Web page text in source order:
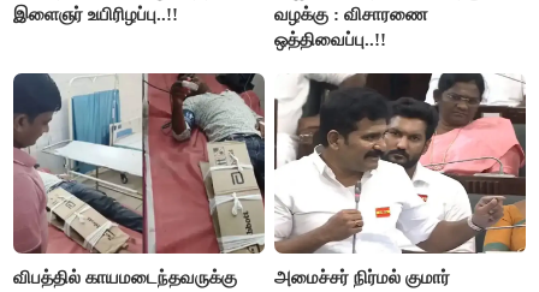
இளைஞர் உயிரிழப்பு..!!
வழக்கு : விசாரணை
ஒத்திவைப்பு..!!
விபத்தில் காயமடைந்தவருக்கு
அமைச்சர் நிர்மல் குமார்